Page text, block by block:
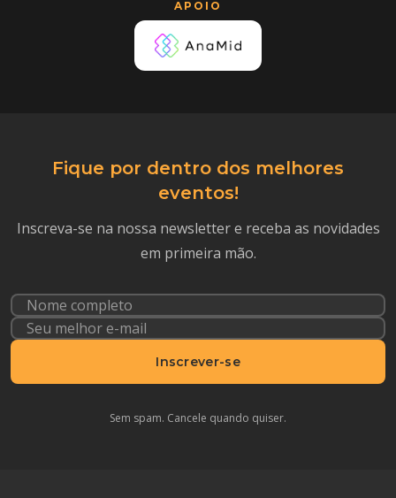
APOIO
Fique por dentro dos melhores
eventos!
Inscreva-se na nossa newsletter e receba as novidades
em primeira mão.
Inscrever-se
Sem spam. Cancele quando quiser.